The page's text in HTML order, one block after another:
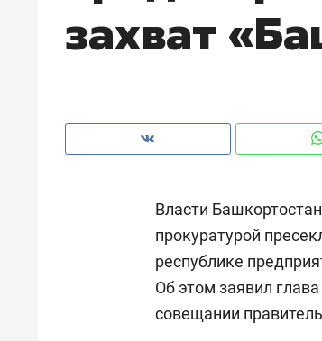
захват
Власти
прокуратурой
республике
Об этом заявил
совещании